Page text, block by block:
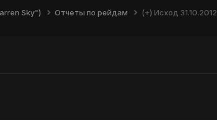
Sky") Отчеты по рейдам (+) Исход 31.10.2012